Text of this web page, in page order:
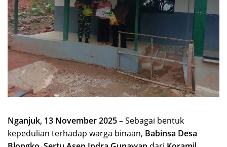
Nganjuk, 13 November 2025– Sebagai bentuk
kepedulian terhadap warga binaan, Babinsa Desa